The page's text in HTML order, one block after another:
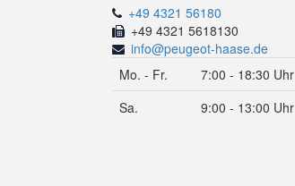
+49 4321 56180
+49 4321 5618130
info@peugeot-haase.de
Mo. - Fr.
7:00 - 18:30 Uhr
Sa.
9:00 - 13:00 Uhr